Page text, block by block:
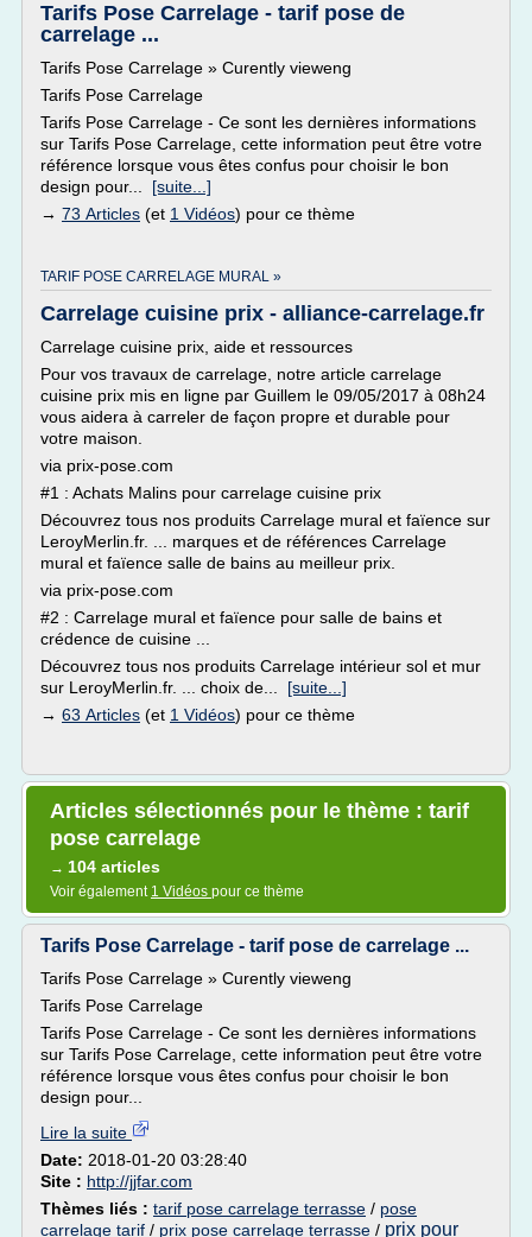
Tarifs Pose Carrelage - tarif pose de
carrelage ...
Tarifs Pose Carrelage » Curently vieweng
Tarifs Pose Carrelage
Tarifs Pose Carrelage - Ce sont les dernières informations
sur Tarifs Pose Carrelage, cette information peut être votre
référence lorsque vous êtes confus pour choisir le bon
design pour... [suite...]
→ 73 Articles (et 1 Vidéos) pour ce thème
TARIF POSE CARRELAGE MURAL »
Carrelage cuisine prix - alliance-carrelage.fr
Carrelage cuisine prix, aide et ressources
Pour vos travaux de carrelage, notre article carrelage
cuisine prix mis en ligne par Guillem le 09/05/2017 à 08h24
vous aidera à carreler de façon propre et durable pour
votre maison.
via prix-pose.com
#1 : Achats Malins pour carrelage cuisine prix
Découvrez tous nos produits Carrelage mural et faïence sur
LeroyMerlin.fr. ... marques et de références Carrelage
mural et faïence salle de bains au meilleur prix.
via prix-pose.com
#2 : Carrelage mural et faïence pour salle de bains et
crédence de cuisine ...
Découvrez tous nos produits Carrelage intérieur sol et mur
sur LeroyMerlin.fr. ... choix de... [suite...]
→ 63 Articles (et 1 Vidéos) pour ce thème
Articles sélectionnés pour le thème : tarif
pose carrelage
→ 104 articles
Voir également 1 Vidéos pour ce thème
Tarifs Pose Carrelage - tarif pose de carrelage ...
Tarifs Pose Carrelage » Curently vieweng
Tarifs Pose Carrelage
Tarifs Pose Carrelage - Ce sont les dernières informations
sur Tarifs Pose Carrelage, cette information peut être votre
référence lorsque vous êtes confus pour choisir le bon
design pour...
Lire la suite
Date: 2018-01-20 03:28:40
Site : http://jjfar.com
Thèmes liés : tarif pose carrelage terrasse / pose
carrelage tarif / prix pose carrelage terrasse / prix pour